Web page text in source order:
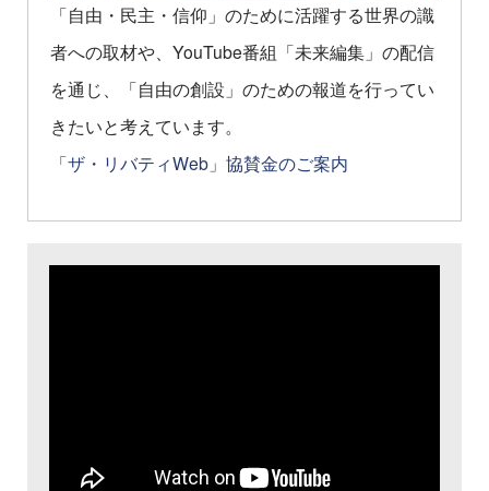
「自由・民主・信仰」のために活躍する世界の識
者への取材や、YouTube番組「未来編集」の配信
を通じ、「自由の創設」のための報道を行ってい
きたいと考えています。
「ザ・リバティWeb」協賛金のご案内